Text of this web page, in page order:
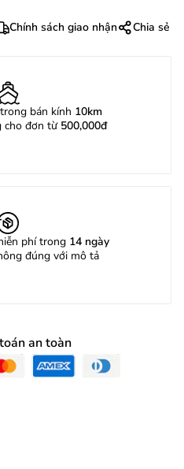
Chính sách giao nhận Chia sẻ
bán kính 10km
cho đơn từ 500,000đ
phí trong 14 ngày
đúng với mô tả
an toàn